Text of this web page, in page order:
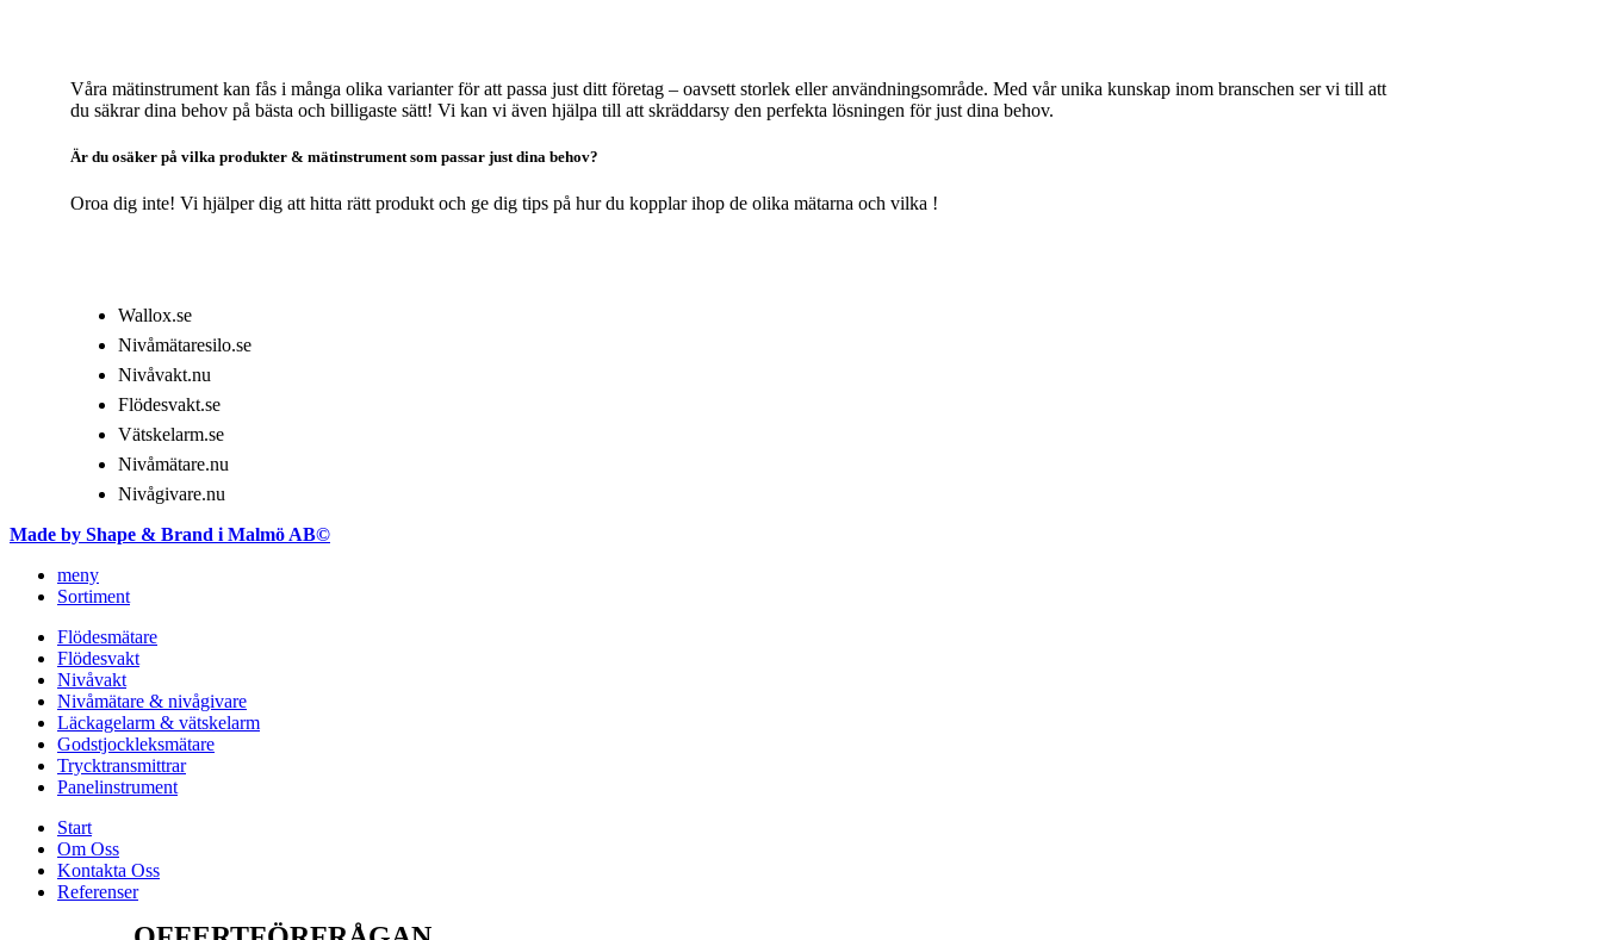
Våra mätinstrument kan fås i många olika varianter för att passa just ditt företag – oavsett storlek eller användningsområde. Med vår unika kunskap inom branschen ser vi till att
du säkrar dina behov på bästa och billigaste sätt! Vi kan vi även hjälpa till att skräddarsy den perfekta lösningen för just dina behov.
Är du osäker på vilka produkter & mätinstrument som passar just dina behov?
Oroa dig inte! Vi hjälper dig att hitta rätt produkt och ge dig tips på hur du kopplar ihop de olika mätarna och vilka !
Wallox.se
Nivåmätaresilo.se
Nivåvakt.nu
Flödesvakt.se
Vätskelarm.se
Nivåmätare.nu
Nivågivare.nu
Made by Shape & Brand i Malmö AB©
meny
Sortiment
Flödesmätare
Flödesvakt
Nivåvakt
Nivåmätare & nivågivare
Läckagelarm & vätskelarm
Godstjockleksmätare
Trycktransmittrar
Panelinstrument
Start
Om Oss
Kontakta Oss
Referenser